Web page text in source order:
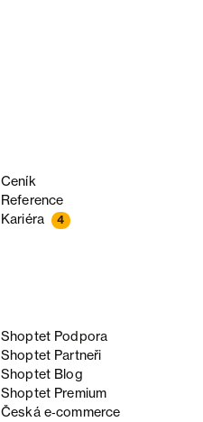
Ceník
Reference
Kariéra 4
Shoptet Podpora
Shoptet Partneři
Shoptet Blog
Shoptet Premium
Česká e‑commerce